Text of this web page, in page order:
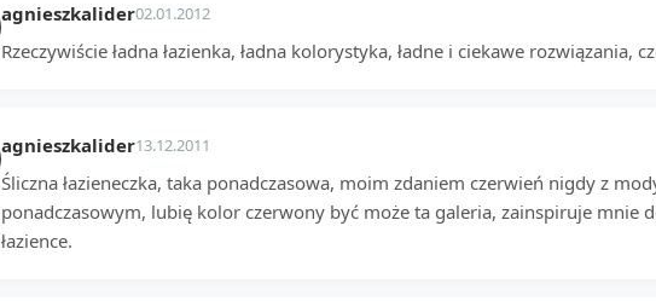
agnieszkalider02.01.2012
Rzeczywiście ładna łazienka, ładna kolorystyka, ładne i ciekawe rozwiązania,
agnieszkalider13.12.2011
Śliczna łazieneczka, taka ponadczasowa, moim zdaniem czerwień nigdy z
ponadczasowym, lubię kolor czerwony być może ta galeria, zainspiruje mnie
łazience.